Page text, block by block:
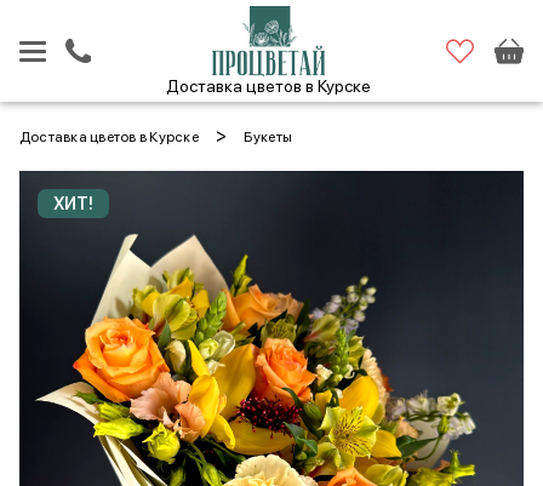
Доставка цветов в Курске
Доставка цветов в Курске > Букеты
ХИТ!